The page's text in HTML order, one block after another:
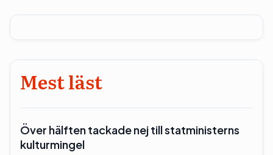
Mest läst
Över hälften tackade nej till statministerns
kulturmingel